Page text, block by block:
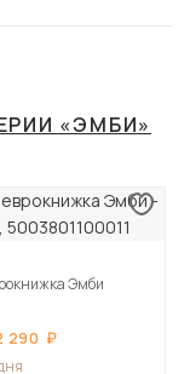
«ЭМБИ»
Эмби
290